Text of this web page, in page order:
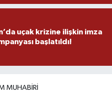
uçak krizine ilişkin imza
başlatıldı!
MUHABIRI